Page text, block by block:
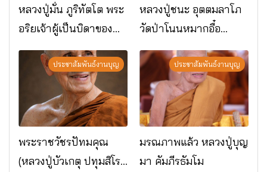
หลวงปู่มั่น ภูริทัตโต พระ
อริยเจ้าผู้เป็นบิดาของ
พระกรรมฐาน
หลวงปู่ชนะ อุตตมลาโภ
วัดป่าโนนหมากอื๋อ
อ.เมือง จ.มหาสารคาม
ประชาสัมพันธ์งานบุญ
พระราชวัชรปัทมคุณ
(หลวงปู่บัวเกตุ ปทุมสิโร)
ประชาสัมพันธ์งานบุญ
มรณภาพแล้ว หลวงปู่บุญ
มา คัมภีรธัมโม